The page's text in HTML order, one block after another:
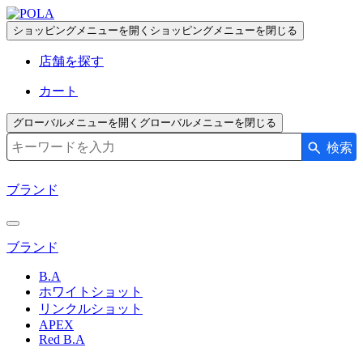
ペ
ー
で
す
コ
テ
エ
ア
へ
ショッピングメニューを開く ショッピングメニューを閉じる
店舗を探す
カート
グローバルメニューを開く グローバルメニューを閉じる
検索キーワード入力 検索
ブランド
ブランド
B.A
ホワイトショット
リンクルショット
APEX
Red B.A